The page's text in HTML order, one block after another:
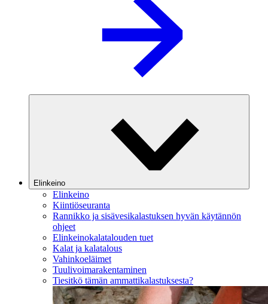
Elinkeino
Elinkeino
Kiintiöseuranta
Rannikko ja sisävesikalastuksen hyvän käytännön
ohjeet
Elinkeinokalatalouden tuet
Kalat ja kalatalous
Vahinkoeläimet
Tuulivoimarakentaminen
Tiesitkö tämän ammattikalastuksesta?